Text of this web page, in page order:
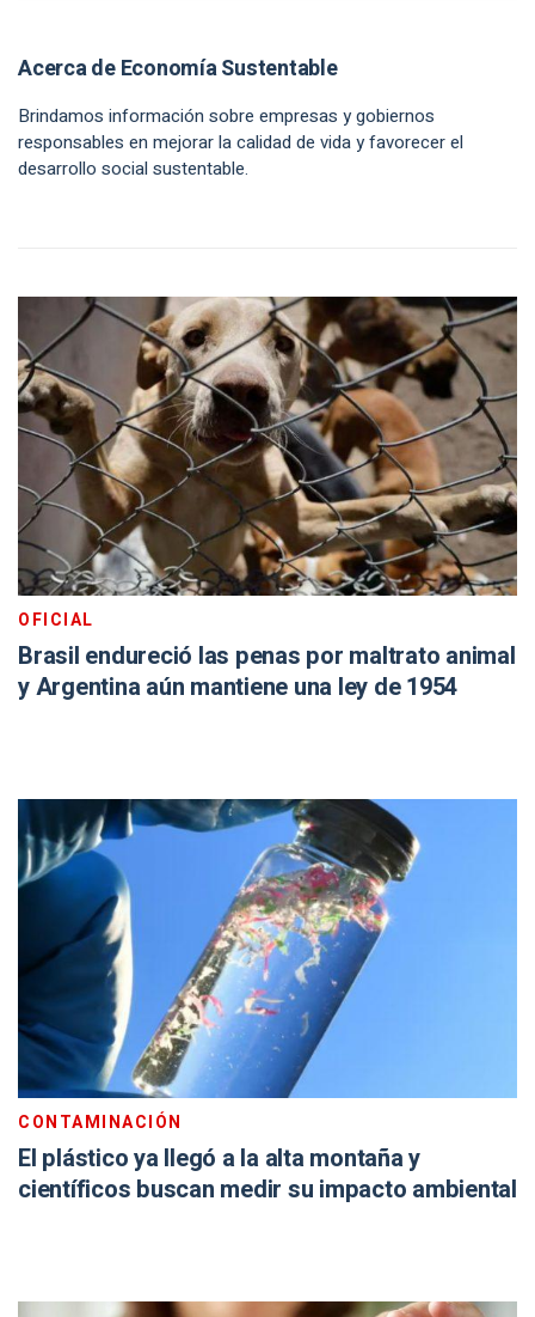
Acerca de Economía Sustentable
Brindamos información sobre empresas y gobiernos
responsables en mejorar la calidad de vida y favorecer el
desarrollo social sustentable.
OFICIAL
Brasil endureció las penas por maltrato animal
y Argentina aún mantiene una ley de 1954
CONTAMINACIÓN
El plástico ya llegó a la alta montaña y
científicos buscan medir su impacto ambiental